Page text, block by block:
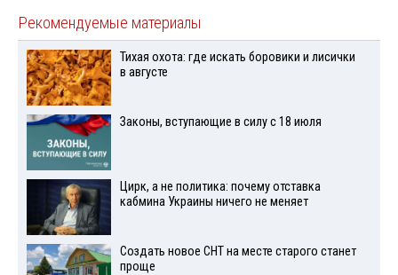
Рекомендуемые материалы
Тихая охота: где искать боровики и лисички
в августе
Законы, вступающие в силу с 18 июля
Цирк, а не политика: почему отставка
кабмина Украины ничего не меняет
Создать новое СНТ на месте старого станет
проще